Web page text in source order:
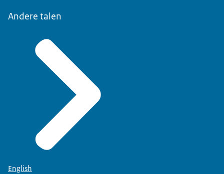
Andere talen
English